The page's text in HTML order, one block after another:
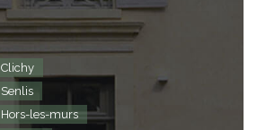
Clichy
Senlis
Hors-les-murs